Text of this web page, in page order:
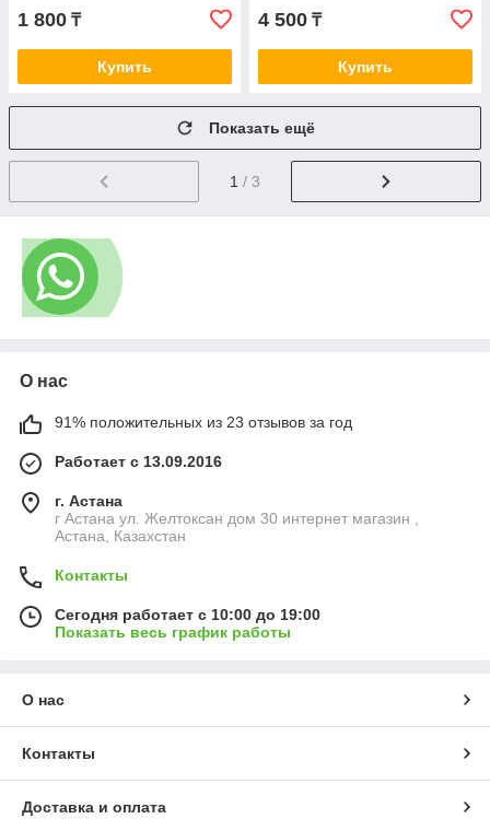
1 800 ₸
Купить
4 500 ₸
Купить
Показать ещё
1 / 3
О нас
91% положительных из 23 отзывов за год
Работает с 13.09.2016
г. Астана
г Астана ул. Желтоксан дом 30 интернет магазин ,
Астана, Казахстан
Контакты
Сегодня работает с 10:00 до 19:00
Показать весь график работы
О нас
Контакты
Доставка и оплата